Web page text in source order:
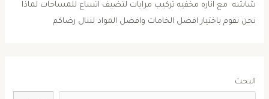
شاشه مع اناره مخفيه تركيب مرايات لتضيف اتساع للمساحات لماذا
نحن نقوم باختيار افضل الخامات وافضل المواد لننال رضاكم
البحث